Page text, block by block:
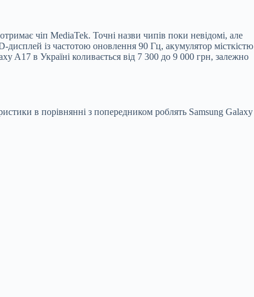
чіп MediaTek. Точні назви чипів поки невідомі, але
із частотою оновлення 90 Гц, акумулятор місткістю
A17 в Україні коливається від 7 300 до 9 000 грн, залежно
в порівнянні з попередником роблять Samsung Galaxy